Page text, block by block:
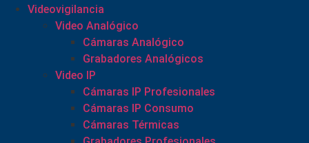
Videovigilancia
Video Analógico
Cámaras Analógico
Grabadores Analógicos
Video IP
Cámaras IP Profesionales
Cámaras IP Consumo
Cámaras Térmicas